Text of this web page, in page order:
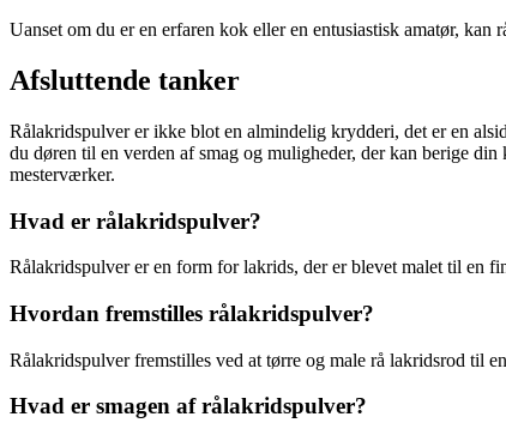
Uanset om du er en erfaren kok eller en entusiastisk amatør,
Afsluttende tanker
Rålakridspulver er ikke blot en almindelig krydderi, det er en
du døren til en verden af smag og muligheder, der kan berige
mesterværker.
Hvad er rålakridspulver?
Rålakridspulver er en form for lakrids, der er blevet malet til en
Hvordan fremstilles rålakridspulver?
Rålakridspulver fremstilles ved at tørre og male rå lakridsrod til
Hvad er smagen af rålakridspulver?